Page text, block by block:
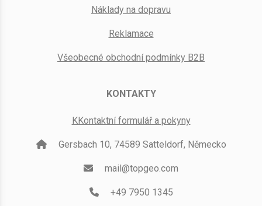
Náklady na dopravu
Reklamace
Všeobecné obchodní podmínky B2B
KONTAKTY
KKontaktní formulář a pokyny
Gersbach 10, 74589 Satteldorf, Německo
mail@topgeo.com
+49 7950 1345